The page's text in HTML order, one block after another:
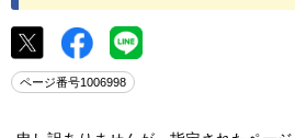
ページ番号1006998